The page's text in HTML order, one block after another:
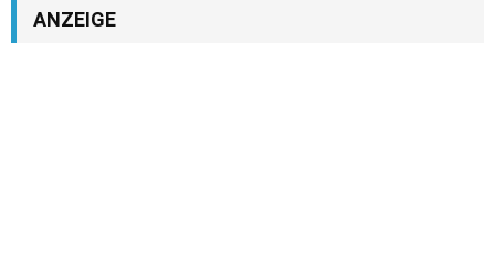
ANZEIGE